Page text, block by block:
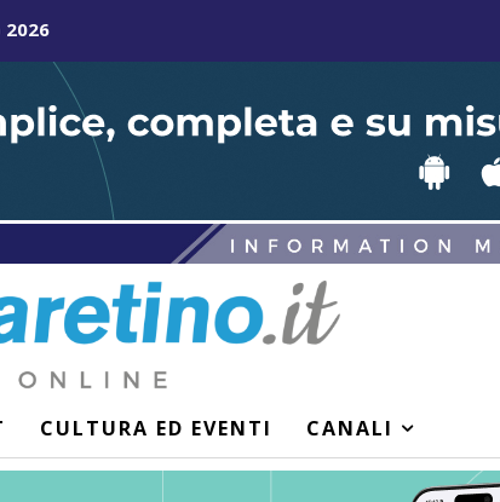
CULTURA ED EVENTI CANALI